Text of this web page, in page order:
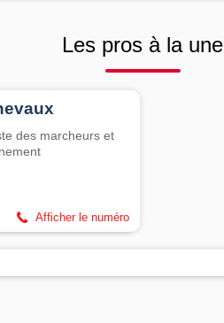
Les pros à la une
des marcheurs et
Afficher le numéro